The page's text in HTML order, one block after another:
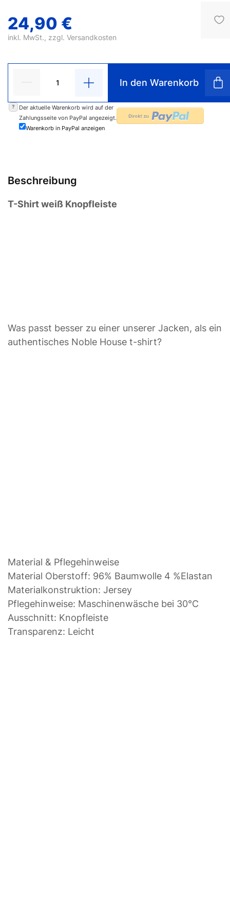
24,90 €
inkl. MwSt., zzgl. Versandkosten
In den Warenkorb
?
Der aktuelle Warenkorb wird auf der
Zahlungsseite von PayPal angezeigt.
Warenkorb in PayPal anzeigen
Beschreibung
T-Shirt weiß Knopfleiste
Was passt besser zu einer unserer Jacken, als ein
authentisches Noble House t-shirt?
Material & Pflegehinweise
Material Oberstoff: 96% Baumwolle 4 %Elastan
Materialkonstruktion: Jersey
Pflegehinweise: Maschinenwäsche bei 30°C
Ausschnitt: Knopfleiste
Transparenz: Leicht